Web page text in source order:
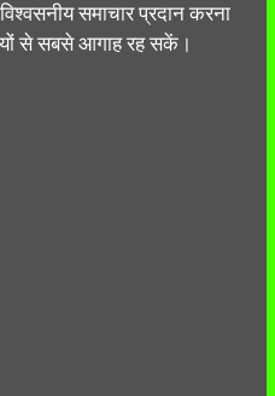
समाचार प्रदान करना
से सबसे आगाह रह सकें।